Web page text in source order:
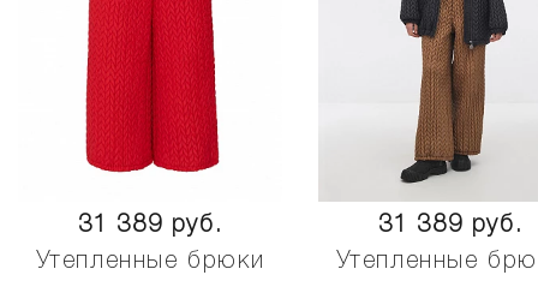
31 389 руб.
Утепленные брюки
31 389 руб.
Утепленные